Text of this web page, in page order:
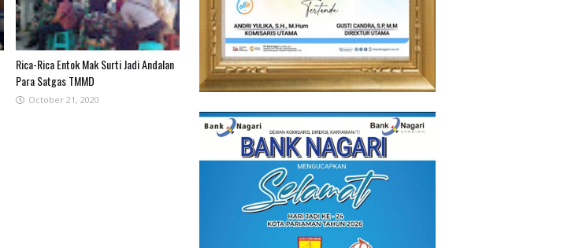
Rica-Rica Entok Mak Surti Jadi Andalan
Para Satgas TMMD
October 21, 2020